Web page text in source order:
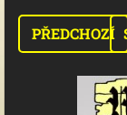
PŘEDCHOZÍ